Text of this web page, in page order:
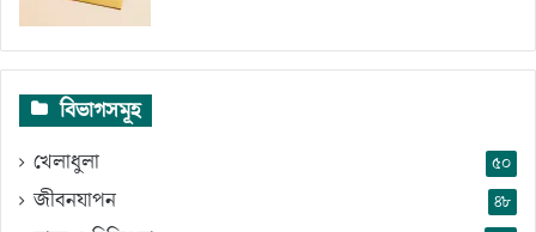
বিভাগসমূহ
খেলাধুলা ৫০
জীবনযাপন ৪৮